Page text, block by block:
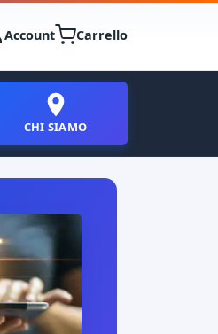
Account Carrello
CHI SIAMO